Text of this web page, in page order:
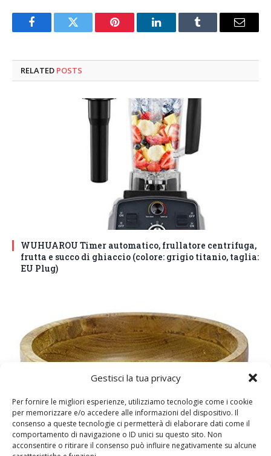
Gestisci la tua privacy
Per fornire le migliori esperienze, utilizziamo tecnologie come i cookie
per memorizzare e/o accedere alle informazioni del dispositivo. Il
consenso a queste tecnologie ci permetterà di elaborare dati come il
comportamento di navigazione o ID unici su questo sito. Non
acconsentire o ritirare il consenso può influire negativamente su alcune
FacebookTwitter Pinterest LinkedInTumblr Email
RELATED POSTS
WUHUAROU Timer automatico, frullatore centrifuga,
frutta e succo di ghiaccio (colore: grigio titanio, taglia:
EU Plug)
DM House Insalatiera grande in legno di mango, XXL,
24,5cm Ø x 9,5 cm di altezza, finitura a cera naturale